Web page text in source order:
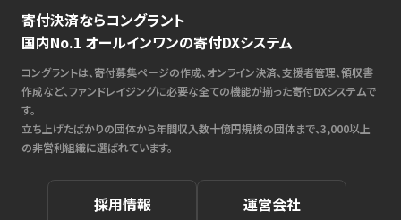
寄付決済ならコングラント
国内No.1 オールインワンの寄付DXシステム
コングラントは、寄付募集ページの作成、オンライン決済、支援者管理、領収書
作成など、ファンドレイジングに必要な全ての機能が揃った寄付DXシステムで
す。
立ち上げたばかりの団体から年間収入数十億円規模の団体まで、3,000以上
の非営利組織に選ばれています。
採用情報 運営会社